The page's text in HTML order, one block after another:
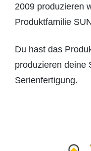
2009 produzieren
Produktfamilie
Du hast das
produzieren deine
Serienfertigung.